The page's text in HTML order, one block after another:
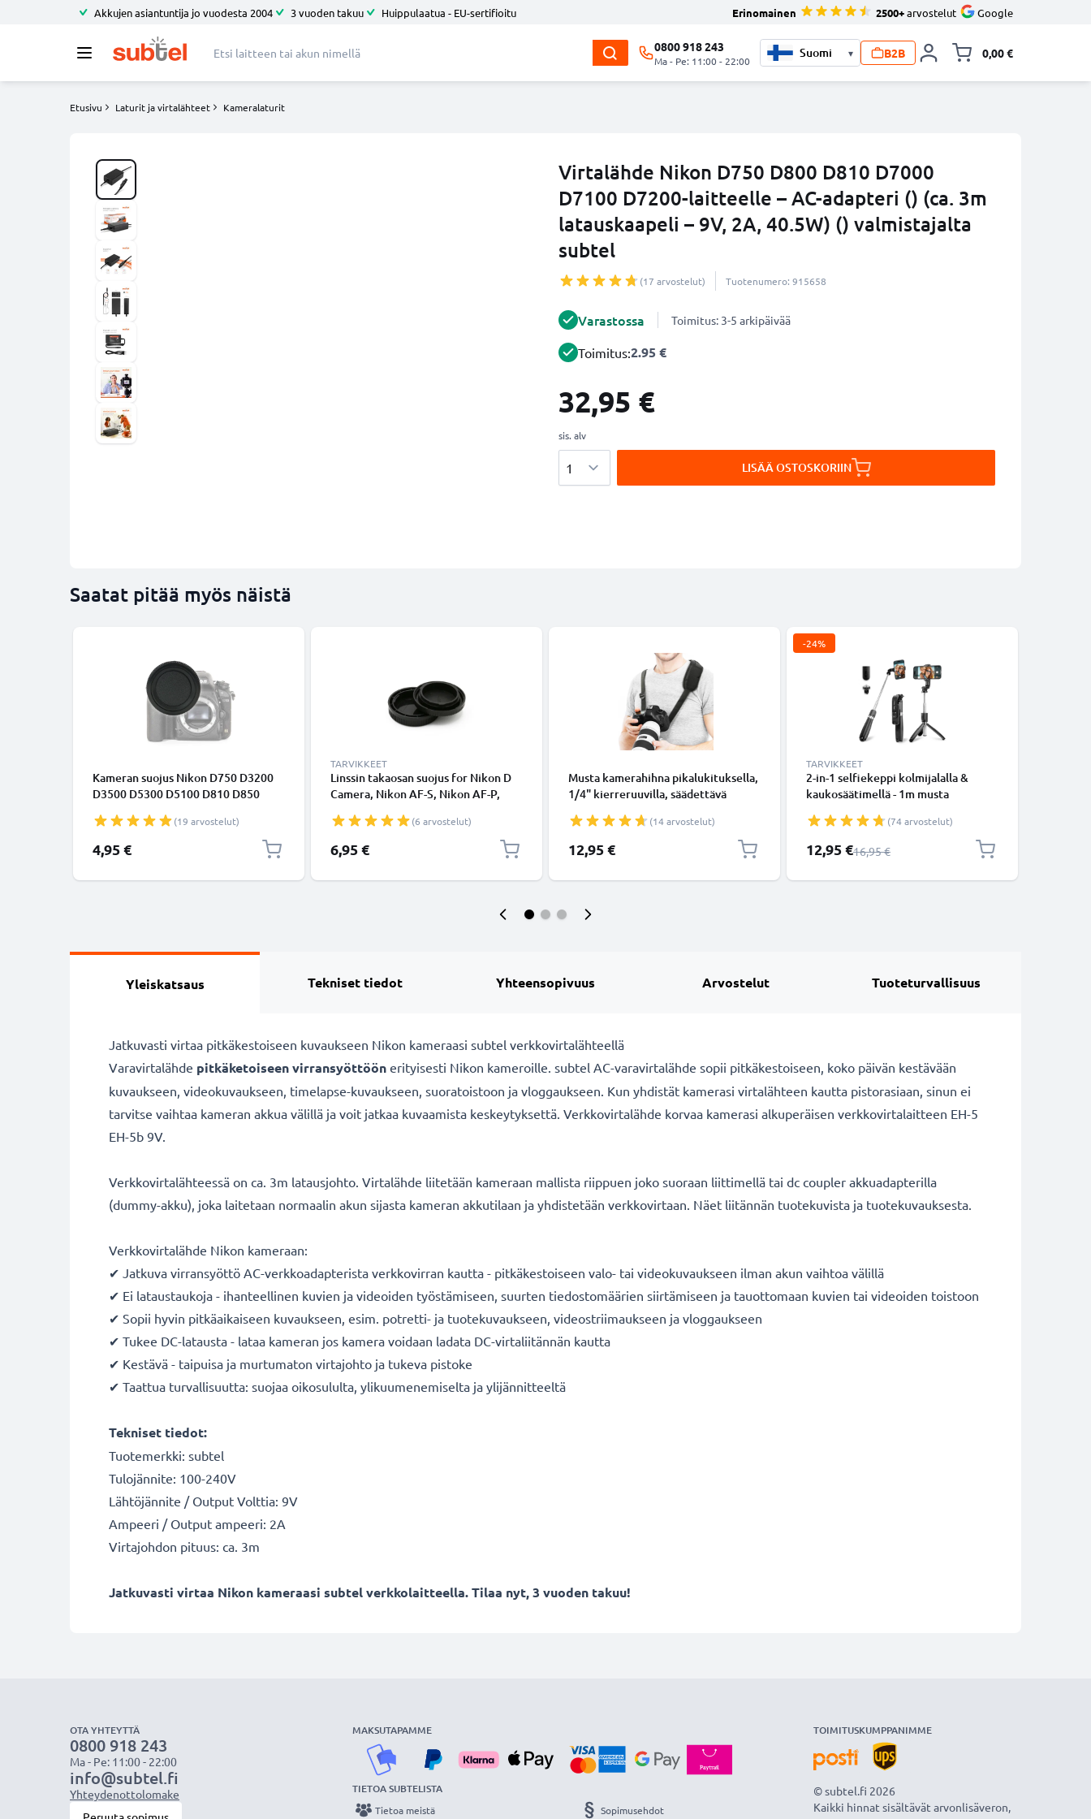
Akkujen asiantuntija jo vuodesta 2004 3 vuoden takuu Huippulaatua - EU-sertifioitu Erinomainen 2500+arvostelut Google
0800 918 243
Ma - Pe: 11:00 - 22:00
▾ B2B 0,00 €
Etusivu Laturit ja virtalähteet Kameralaturit
Virtalähde Nikon D750 D800 D810 D7000
D7100 D7200-laitteelle – AC-adapteri () (ca. 3m
latauskaapeli – 9V, 2A, 40.5W) () valmistajalta
subtel
(17 arvostelut) Tuotenumero: 915658
Varastossa Toimitus: 3-5 arkipäivää
Toimitus:2.95 €
32,95 €
sis. alv
LISÄÄ OSTOSKORIIN
Saatat pitää myös näistä
Kameran suojus Nikon D750 D3200
D3500 D5300 D5100 D810 D850
kameran runkotulppa, Muovi,
bajonetti Nikkor F Mount - AF-S AF-P
AI
(19 arvostelut)
4,95 €
TARVIKKEET
Linssin takaosan suojus for Nikon D
Camera, Nikon AF-S, Nikon AF-P,
Nikon F Mount (AF-S, AF-P, AI)
(6 arvostelut)
6,95 €
Musta kamerahihna pikalukituksella,
1/4" kierreruuvilla, säädettävä
(14 arvostelut)
12,95 €
-24%
TARVIKKEET
2-in-1 selfiekeppi kolmijalalla &
kaukosäätimellä - 1m musta
kokoontaitettava kolmijalka
bluetooth-kaukosäätimellä
puhelimelle ja kameralle - iPhonelle,
(74 arvostelut)
Erikoishinta
12,95 €Normaali hinta
16,95 €
Yleiskatsaus Tekniset tiedot Yhteensopivuus Arvostelut Tuoteturvallisuus
Jatkuvasti virtaa pitkäkestoiseen kuvaukseen Nikon kameraasi subtel verkkovirtalähteellä
Varavirtalähde pitkäketoiseen virransyöttöön erityisesti Nikon kameroille. subtel AC-varavirtalähde sopii pitkäkestoiseen, koko päivän kestävään
kuvaukseen, videokuvaukseen, timelapse-kuvaukseen, suoratoistoon ja vloggaukseen. Kun yhdistät kamerasi virtalähteen kautta pistorasiaan, sinun ei
tarvitse vaihtaa kameran akkua välillä ja voit jatkaa kuvaamista keskeytyksettä. Verkkovirtalähde korvaa kamerasi alkuperäisen verkkovirtalaitteen EH-5
EH-5b 9V.
Verkkovirtalähteessä on ca. 3m latausjohto. Virtalähde liitetään kameraan mallista riippuen joko suoraan liittimellä tai dc coupler akkuadapterilla
(dummy-akku), joka laitetaan normaalin akun sijasta kameran akkutilaan ja yhdistetään verkkovirtaan. Näet liitännän tuotekuvista ja tuotekuvauksesta.
Verkkovirtalähde Nikon kameraan:
✔ Jatkuva virransyöttö AC-verkkoadapterista verkkovirran kautta - pitkäkestoiseen valo- tai videokuvaukseen ilman akun vaihtoa välillä
✔ Ei lataustaukoja - ihanteellinen kuvien ja videoiden työstämiseen, suurten tiedostomäärien siirtämiseen ja tauottomaan kuvien tai videoiden toistoon
✔ Sopii hyvin pitkäaikaiseen kuvaukseen, esim. potretti- ja tuotekuvaukseen, videostriimaukseen ja vloggaukseen
✔ Tukee DC-latausta - lataa kameran jos kamera voidaan ladata DC-virtaliitännän kautta
✔ Kestävä - taipuisa ja murtumaton virtajohto ja tukeva pistoke
✔ Taattua turvallisuutta: suojaa oikosululta, ylikuumenemiselta ja ylijännitteeltä
Tekniset tiedot:
Tuotemerkki: subtel
Tulojännite: 100-240V
Lähtöjännite / Output Volttia: 9V
Ampeeri / Output ampeeri: 2A
Virtajohdon pituus: ca. 3m
Jatkuvasti virtaa Nikon kameraasi subtel verkkolaitteella. Tilaa nyt, 3 vuoden takuu!
OTA YHTEYTTÄ
0800 918 243
Ma - Pe: 11:00 - 22:00
info@subtel.fi
Yhteydenottolomake
MAKSUTAPAMME
TIETOA SUBTELISTA
Tietoa meistä Sopimusehdot
TOIMITUSKUMPPANIMME
© subtel.fi 2026
Kaikki hinnat sisältävät arvonlisäveron,